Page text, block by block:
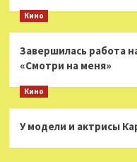
Кино
Завершилась работа
«Смотри на меня»
Кино
У модели и актрисы